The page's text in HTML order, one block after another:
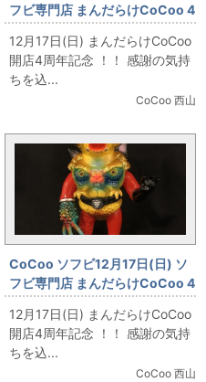
フビ専門店 まんだらけCoCoo 4
周年記念 「☆真頭不滅
☆REALHEAD」
12月17日(日) まんだらけCoCoo
開店4周年記念 ！！ 感謝の気持
ちを込...
CoCoo 西山
CoCoo ソフビ12月17日(日) ソ
フビ専門店 まんだらけCoCoo 4
周年記念 「Blood Guts Toys
izumonster 虎武羅亜 」
12月17日(日) まんだらけCoCoo
開店4周年記念 ！！ 感謝の気持
ちを込...
CoCoo 西山